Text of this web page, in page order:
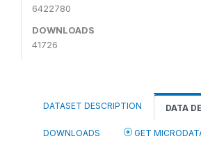
6422780
DOWNLOADS
41726
DATASET DESCRIPTION DATA
DOWNLOADS GET